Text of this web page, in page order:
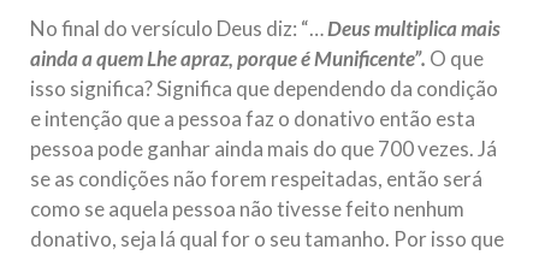
No final do versículo Deus diz: “…Deus multiplica mais
ainda a quem Lhe apraz, porque é Munificente”. O que
isso significa? Significa que dependendo da condição
e intenção que a pessoa faz o donativo então esta
pessoa pode ganhar ainda mais do que 700 vezes. Já
se as condições não forem respeitadas, então será
como se aquela pessoa não tivesse feito nenhum
donativo, seja lá qual for o seu tamanho. Por isso que